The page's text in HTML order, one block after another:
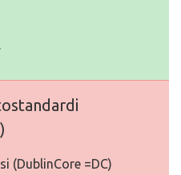
.
(DublinCore =DC)